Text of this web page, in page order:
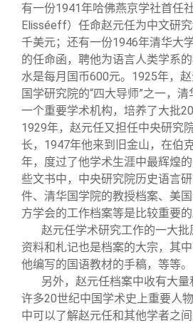
有一份1941年哈佛燕京学社首任
Elisséeff）任命赵元任为中文研
千美元；还有一份1946年清华大
的任命函，聘他为语言人类学系
水是每月国币600元。1925年，
国学研究院的“四大导师”之一，
一个重要学术机构，培养了大批20
1929年，赵元任又担任中央研究
长，1947年他来到旧金山，在伯
年，度过了他学术生涯中最辉煌
些文书中，中央研究院历史语言
件、清华国学院的教授档案、美
方学会的工作档案等是比较重要的
赵元任学术研究工作的一大
资料和札记也是档案的大宗，其
他编写的国语教材的手稿，等等。
另外，赵元任档案中收有大
许多20世纪中国学术史上重要人
中可以了解赵元任和其他学者之